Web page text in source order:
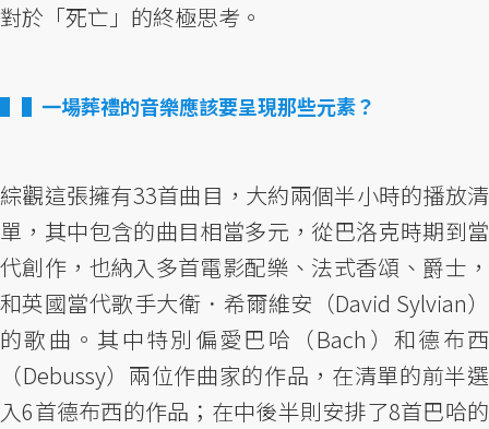
對於「死亡」的終極思考。
▌一場葬禮的音樂應該要呈現那些元素？
綜觀這張擁有33首曲目，大約兩個半小時的播放清
單，其中包含的曲目相當多元，從巴洛克時期到當
代創作，也納入多首電影配樂、法式香頌、爵士，
和英國當代歌手大衛．希爾維安（David Sylvian）
的歌曲。其中特別偏愛巴哈（Bach）和德布西
（Debussy）兩位作曲家的作品，在清單的前半選
入6首德布西的作品；在中後半則安排了8首巴哈的